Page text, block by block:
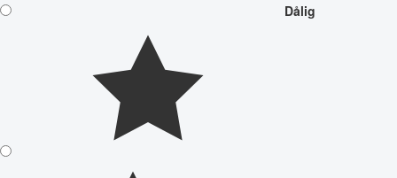
Dålig